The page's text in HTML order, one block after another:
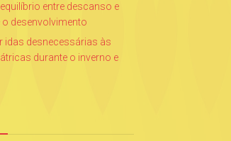
entre descanso e
desenvolvimento
idas desnecessárias às
durante o inverno e